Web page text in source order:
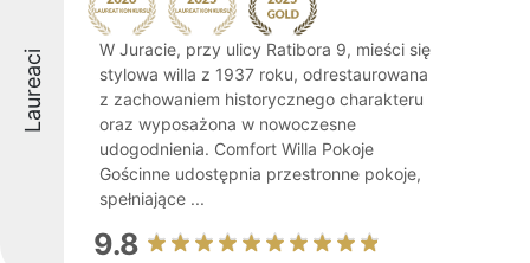
Laureaci
W Juracie, przy ulicy Ratibora 9, mieści się
stylowa willa z 1937 roku, odrestaurowana
z zachowaniem historycznego charakteru
oraz wyposażona w nowoczesne
udogodnienia. Comfort Willa Pokoje
Gościnne udostępnia przestronne pokoje,
spełniające ...
9.8